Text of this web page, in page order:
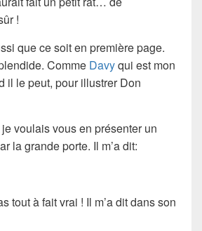
!
que ce soit en première page.
Comme Davyqui est mon
il le peut, pour illustrer Don
voulais vous en présenter un
la grande porte. Il m’a dit:
tout à fait vrai ! Il m’a dit dans son